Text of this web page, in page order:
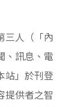
三人（「內
、訊息、電
站」於刊登
提供者之智